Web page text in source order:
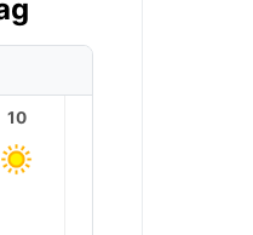
10